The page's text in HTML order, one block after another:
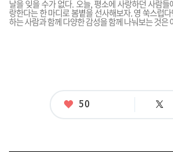
날을 잊을 수가 없다. 오늘, 평소에 사랑하던 사람들
랑한다는 한 마디로 봄볕을 선사해보자. 영 쑥스럽
하는 사람과 함께 다양한 감성을 함께 나눠보는 것
좋
50
트